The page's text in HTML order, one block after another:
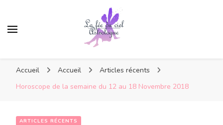
Accueil Accueil
Articles récents
Horoscope de la semaine du 12 au 18 Novembre 2018
ARTICLES RÉCENTS